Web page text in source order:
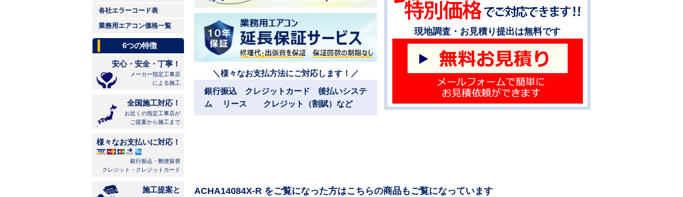
各社エラーコード表
業務用エアコン価格一覧
6つの特徴
安心・安全・丁寧！
メーカー指定工事店
による施工
全国施工対応！
お近くの指定工事店が
ご提案から施工まで
様々なお支払いに対応！
銀行振込・郵便振替
クレジット・クレジットカード
施工提案と
＼様々なお支払方法にご対応します！／
銀行振込 クレジットカード 後払いシステ
ム リース クレジット（割賦）など
現地調査・お見積り提出は無料です
ACHA14084X-R をご覧になった方はこちらの商品もご覧になっています